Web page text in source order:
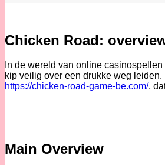
Chicken Road:
In de wereld van online
kip veilig over een drukke weg
https://chicken-road-game-be.com/,
Main Overview